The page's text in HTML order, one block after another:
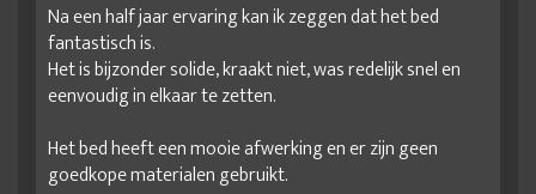
Na een half jaar ervaring kan ik zeggen dat het bed
fantastisch is.
Het is bijzonder solide, kraakt niet, was redelijk snel en
eenvoudig in elkaar te zetten.
Het bed heeft een mooie afwerking en er zijn geen
goedkope materialen gebruikt.